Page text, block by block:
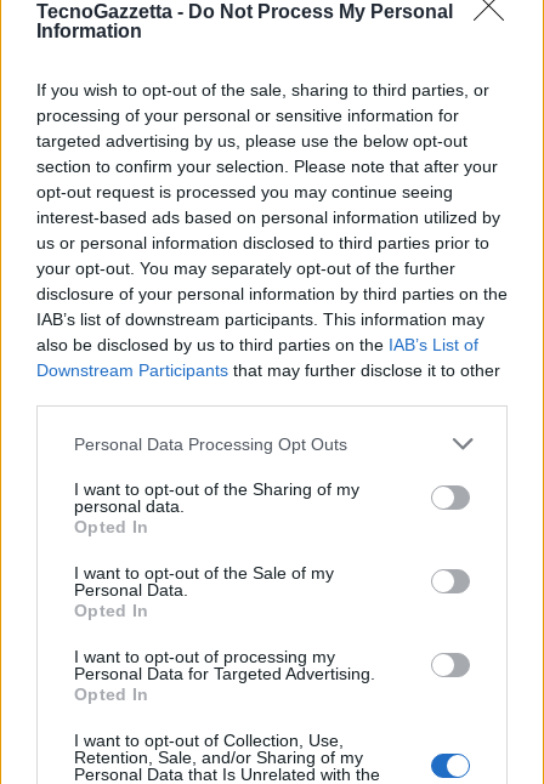
TecnoGazzetta - Do Not Process My Personal
Information
If you wish to opt-out of the sale, sharing to third parties, or
processing of your personal or sensitive information for
targeted advertising by us, please use the below opt-out
section to confirm your selection. Please note that after your
opt-out request is processed you may continue seeing
interest-based ads based on personal information utilized by
us or personal information disclosed to third parties prior to
your opt-out. You may separately opt-out of the further
disclosure of your personal information by third parties on the
IAB’s list of downstream participants. This information may
also be disclosed by us to third parties on the IAB’s List of
Downstream Participants that may further disclose it to other
Personal Data Processing Opt Outs
I want to opt-out of the Sharing of my
personal data.
Opted In
I want to opt-out of the Sale of my
Personal Data.
Opted In
I want to opt-out of processing my
Personal Data for Targeted Advertising.
Opted In
I want to opt-out of Collection, Use,
Retention, Sale, and/or Sharing of my
Personal Data that Is Unrelated with the
E-mail
Mastodon Telegram WhatsApp
Stampa Altro
Vuoi ricevere gli aggiornamenti delle news di TecnoGazzetta?
Inserisci nome ed indirizzo E-Mail:
Acconsento al trattamento dei dati personali ( Info Privacy)